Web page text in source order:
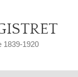
1839-1920